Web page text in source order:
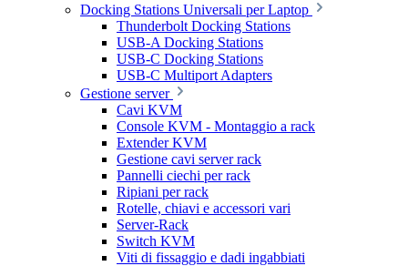
Docking Stations Universali per Laptop
Thunderbolt Docking Stations
USB-A Docking Stations
USB-C Docking Stations
USB-C Multiport Adapters
Gestione server
Cavi KVM
Console KVM - Montaggio a rack
Extender KVM
Gestione cavi server rack
Pannelli ciechi per rack
Ripiani per rack
Rotelle, chiavi e accessori vari
Server-Rack
Switch KVM
Viti di fissaggio e dadi ingabbiati